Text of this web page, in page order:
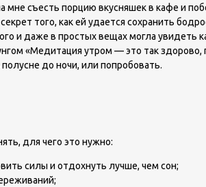
съесть порцию вкусняшек в кафе и
того, как ей удается сохранить
и даже в простых вещах могла увидеть
«Медитация утром — это так здорово,
до ночи, или попробовать.
для чего это нужно:
силы и отдохнуть лучше, чем сон;